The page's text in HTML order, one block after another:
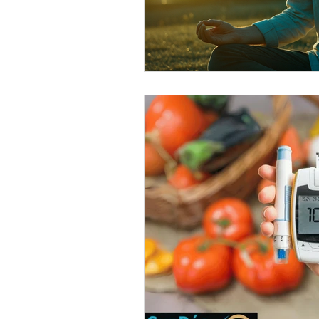
👉 Mikronährstoffe &
Darm & Haut – Mikrobiom,
Blutwerte & Labor-Diagnostik